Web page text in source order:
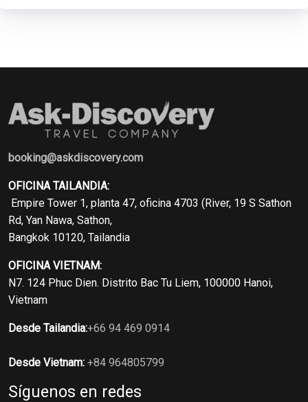
booking@askdiscovery.com
OFICINA TAILANDIA:
Empire Tower 1, planta 47, oficina 4703 (River, 19 S Sathon
Rd, Yan Nawa, Sathon,
Bangkok 10120, Tailandia
OFICINA VIETNAM:
N7. 124 Phuc Dien. Distrito Bac Tu Liem, 100000 Hanoi,
Vietnam
Desde Tailandia:+66 94 469 0914
Desde Vietnam: +84 964805799
Síguenos en redes